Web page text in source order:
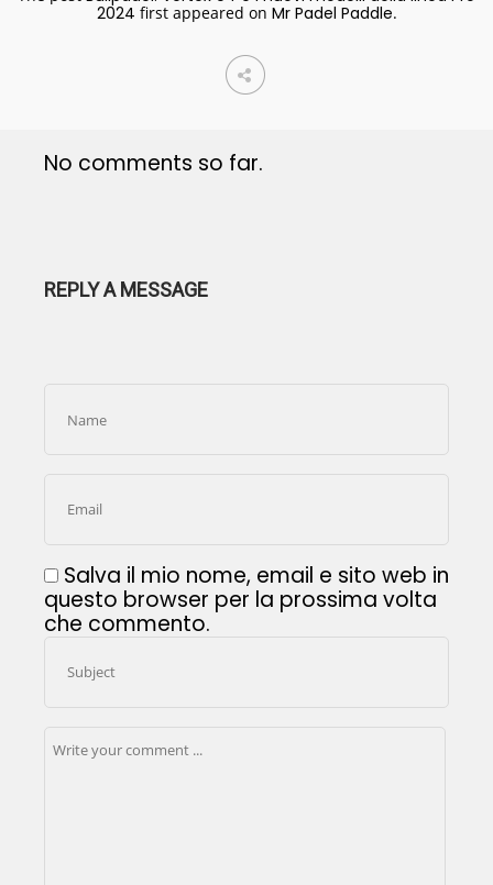
2024 first appeared on Mr Padel Paddle.
No comments so far.
REPLY A MESSAGE
Salva il mio nome, email e sito web in
questo browser per la prossima volta
che commento.